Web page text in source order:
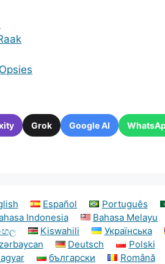
Grok Google AI
Español Português
Indonesia
Bahasa Melayu
Kiswahili Українська
Deutsch Polski
български Română